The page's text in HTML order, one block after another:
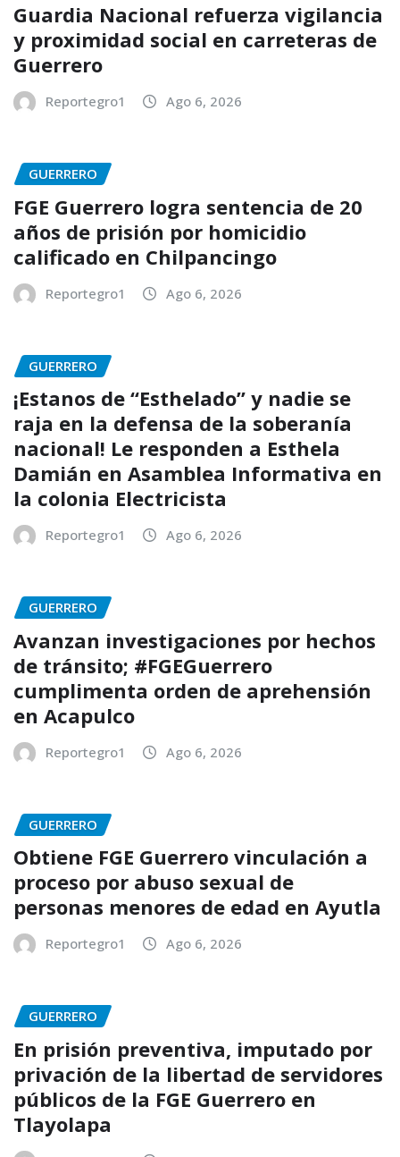
Guardia Nacional refuerza vigilancia
y proximidad social en carreteras de
Guerrero
Reportegro1 Ago 6, 2026
GUERRERO
FGE Guerrero logra sentencia de 20
años de prisión por homicidio
calificado en Chilpancingo
Reportegro1 Ago 6, 2026
GUERRERO
¡Estanos de “Esthelado” y nadie se
raja en la defensa de la soberanía
nacional! Le responden a Esthela
Damián en Asamblea Informativa en
la colonia Electricista
Reportegro1 Ago 6, 2026
GUERRERO
Avanzan investigaciones por hechos
de tránsito; #FGEGuerrero
cumplimenta orden de aprehensión
en Acapulco
Reportegro1 Ago 6, 2026
GUERRERO
Obtiene FGE Guerrero vinculación a
proceso por abuso sexual de
personas menores de edad en Ayutla
Reportegro1 Ago 6, 2026
GUERRERO
En prisión preventiva, imputado por
privación de la libertad de servidores
públicos de la FGE Guerrero en
Tlayolapa